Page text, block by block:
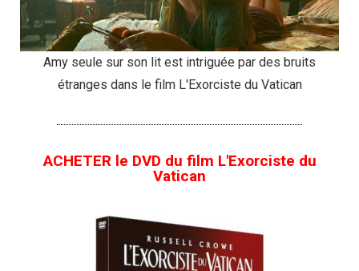
Amy seule sur son lit est intriguée par des bruits
étranges dans le film L'Exorciste du Vatican
ACHETER le DVD du film L'Exorciste du
Vatican